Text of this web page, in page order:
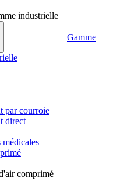
industrielle
Gamme
par courroie
direct
comprimé